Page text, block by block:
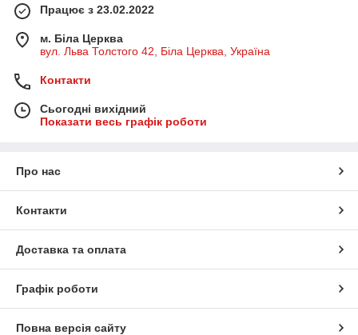
Працює з 23.02.2022
м. Біла Церква
вул. Льва Толстого 42, Біла Церква, Україна
Контакти
Сьогодні вихідний
Показати весь графік роботи
Про нас
Контакти
Доставка та оплата
Графік роботи
Повна версія сайту